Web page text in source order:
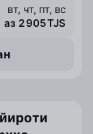
вт, чт, пт, вс
аз 2 905 TJS